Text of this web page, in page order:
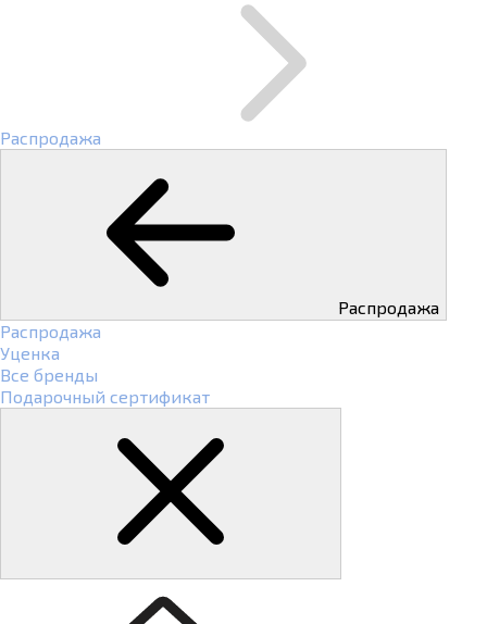
Распродажа
Распродажа
Распродажа
Уценка
Все бренды
Подарочный сертификат